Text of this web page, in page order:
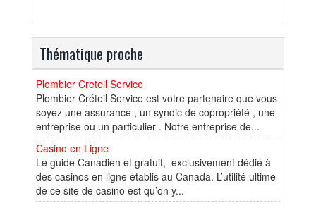
Thématique proche
Plombier Creteil Service
Plombier Créteil Service est votre partenaire que vous
soyez une assurance , un syndic de copropriété , une
entreprise ou un particulier . Notre entreprise de...
Casino en Ligne
Le guide Canadien et gratuit, exclusivement dédié à
des casinos en ligne établis au Canada. L’utilité ultime
de ce site de casino est qu’on y...